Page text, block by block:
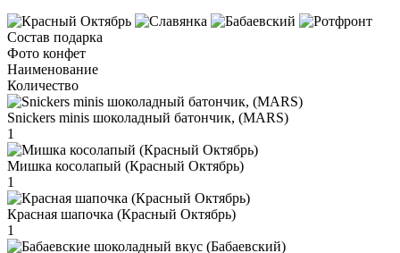
Состав подарка
Фото конфет
Наименование
Количество
Snickers minis шоколадный батончик, (MARS)
1
Мишка косолапый (Красный Октябрь)
1
Красная шапочка (Красный Октябрь)
1